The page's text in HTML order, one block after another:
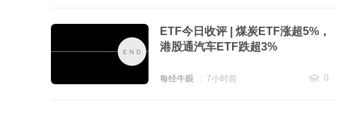
ETF今日收评 | 煤炭ETF涨超5%，
港股通汽车ETF跌超3%
每经牛眼 7小时前
0